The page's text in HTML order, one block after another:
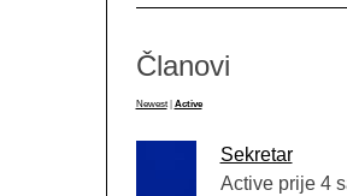
Članovi
Newest Active
Sekretar
Active prije 4